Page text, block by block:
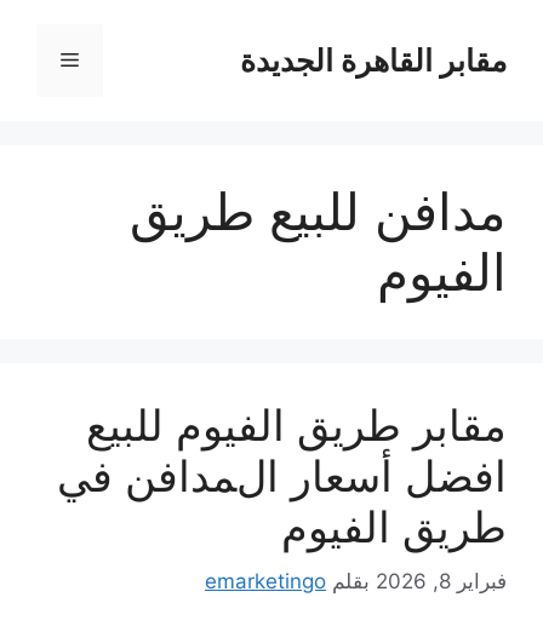
المحتوىمقابر القاهرة الجديدة القائمة
مدافن للبيع طريق
الفيوم
مقابر طريق الفيوم للبيع
افضل أسعار المدافن في
طريق الفيوم
فبراير 8, 2026 بقلم emarketingo